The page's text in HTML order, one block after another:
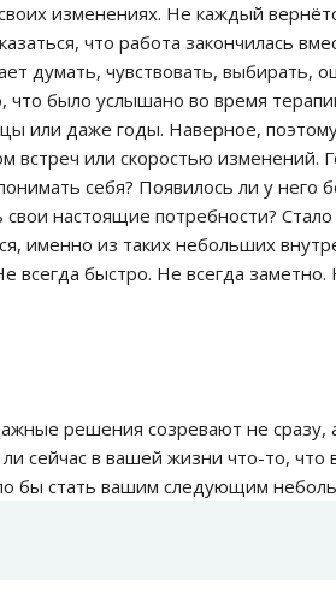
изменениях. Не каждый
что работа закончилась
думать, чувствовать, выбирать,
было услышано во время
или даже годы. Наверное,
встреч или скоростью изменений.
себя? Появилось ли у него
свои настоящие потребности?
именно из таких небольших
быстро. Не всегда заметно.
решения созревают не сразу,
ли сейчас в вашей жизни что-то,
бы стать вашим следующим